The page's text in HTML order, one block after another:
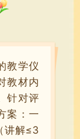
教学仪
教材内
针对评
案：一
讲解≤3